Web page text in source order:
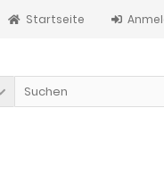
Startseite